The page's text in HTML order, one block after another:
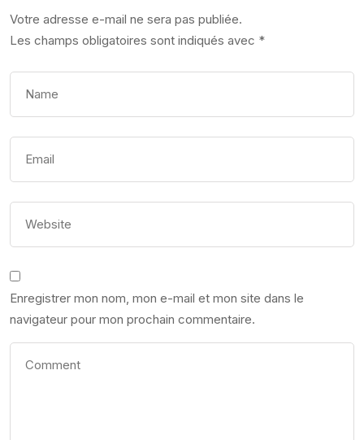
Votre adresse e-mail ne sera pas publiée.
Les champs obligatoires sont indiqués avec *
Enregistrer mon nom, mon e-mail et mon site dans le
navigateur pour mon prochain commentaire.